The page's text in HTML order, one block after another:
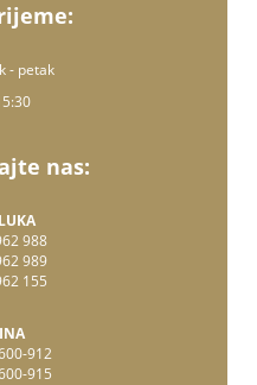
- petak
nas:
988
989
155
912
915